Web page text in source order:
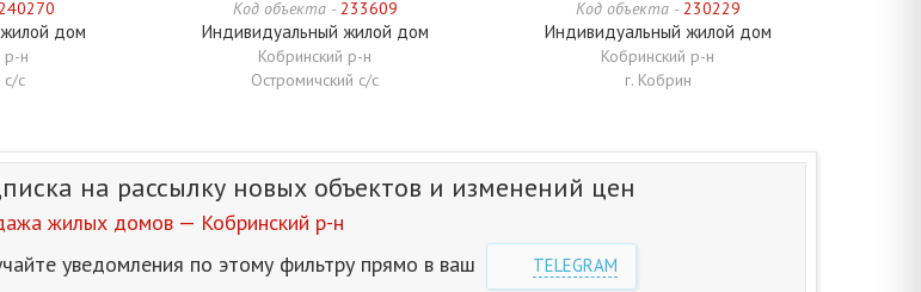
дом
р-н
с/с
Код объекта - 233609
Индивидуальный жилой дом
Кобринский р-н
Остромичский с/с
Код объекта - 230229
Индивидуальный жилой дом
Кобринский р-н
г. Кобрин
на рассылку новых объектов и изменений цен
жилых домов — Кобринский р-н
уведомления по этому фильтру прямо в ваш
TELEGRAM